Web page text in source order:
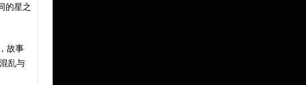
的星之
故事
乱与